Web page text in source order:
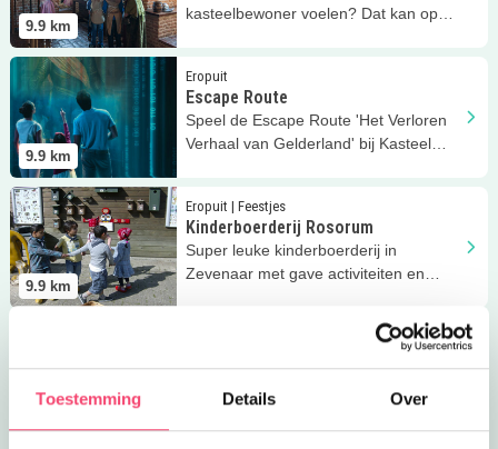
Toestemming Details Over
9.9 km
kasteelbewoner voelen? Dat kan op
9.9 km
Eropuit
Escape Route
Speel de Escape Route 'Het Verloren
Verhaal van Gelderland' bij Kasteel
Lees meer Escape Route
9.9 km
Eropuit | Feestjes
Kinderboerderij Rosorum
Super leuke kinderboerderij in
Zevenaar met gave activiteiten en
Lees meer Kinderboerderij Rosorum
apenkooien voor kinderen vanaf 8 jaar!